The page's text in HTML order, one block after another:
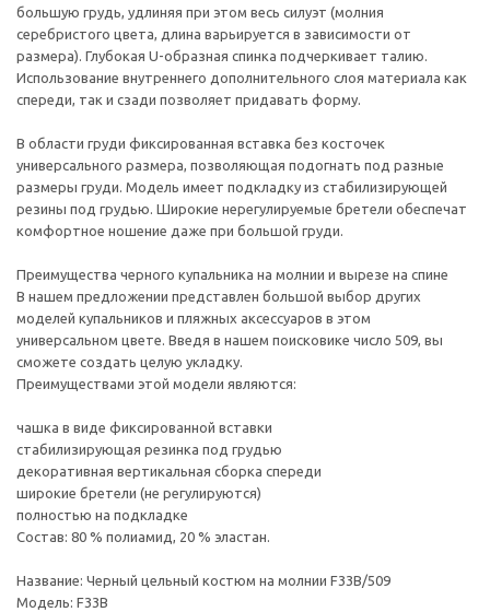
большую грудь, удлиняя при этом весь силуэт (молния
серебристого цвета, длина варьируется в зависимости от
размера). Глубокая U-образная спинка подчеркивает талию.
Использование внутреннего дополнительного слоя материала как
спереди, так и сзади позволяет придавать форму.
В области груди фиксированная вставка без косточек
универсального размера, позволяющая подогнать под разные
размеры груди. Модель имеет подкладку из стабилизирующей
резины под грудью. Широкие нерегулируемые бретели обеспечат
комфортное ношение даже при большой груди.
Преимущества черного купальника на молнии и вырезе на спине
В нашем предложении представлен большой выбор других
моделей купальников и пляжных аксессуаров в этом
универсальном цвете. Введя в нашем поисковике число 509, вы
сможете создать целую укладку.
Преимуществами этой модели являются:
чашка в виде фиксированной вставки
стабилизирующая резинка под грудью
декоративная вертикальная сборка спереди
широкие бретели (не регулируются)
полностью на подкладке
Состав: 80 % полиамид, 20 % эластан.
Название: Черный цельный костюм на молнии F33B/509
Модель: F33B